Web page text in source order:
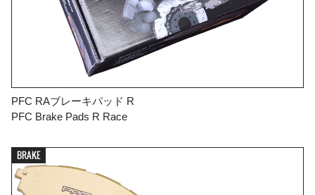
PFC RAブレーキパッド R
PFC Brake Pads R Race
BRAKE